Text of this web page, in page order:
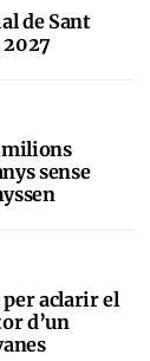
de Sant
2027
milions
sense
aclarir el
d’un